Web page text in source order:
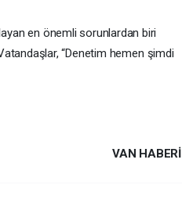
en önemli sorunlardan biri
“Denetim hemen şimdi
VAN HABERİ